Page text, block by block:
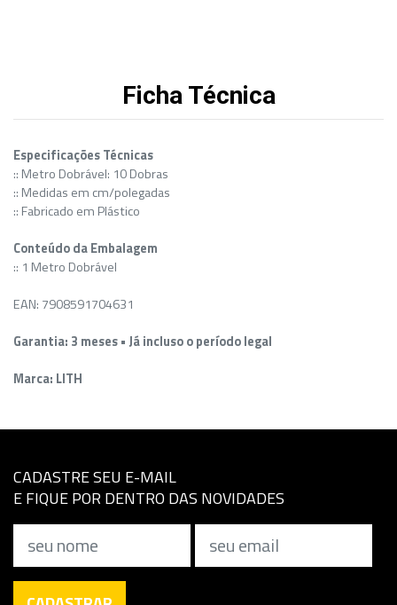
Ficha Técnica
Especificações Técnicas
:: Metro Dobrável: 10 Dobras
:: Medidas em cm/polegadas
:: Fabricado em Plástico
Conteúdo da Embalagem
:: 1 Metro Dobrável
EAN: 7908591704631
Garantia: 3 meses • Já incluso o período legal
Marca: LITH
CADASTRE SEU E-MAIL
E FIQUE POR DENTRO DAS NOVIDADES